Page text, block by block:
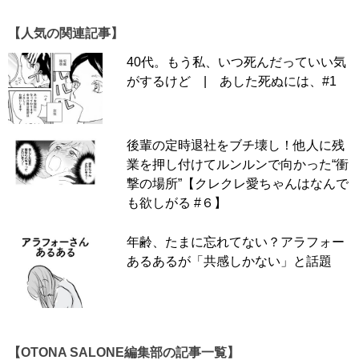
【人気の関連記事】
40代。もう私、いつ死んだっていい気
がするけど | あした死ぬには、#1
後輩の定時退社をブチ壊し！他人に残
業を押し付けてルンルンで向かった“衝
撃の場所”【クレクレ愛ちゃんはなんで
も欲しがる #６】
年齢、たまに忘れてない？アラフォー
あるあるが「共感しかない」と話題
【OTONA SALONE編集部の記事一覧】